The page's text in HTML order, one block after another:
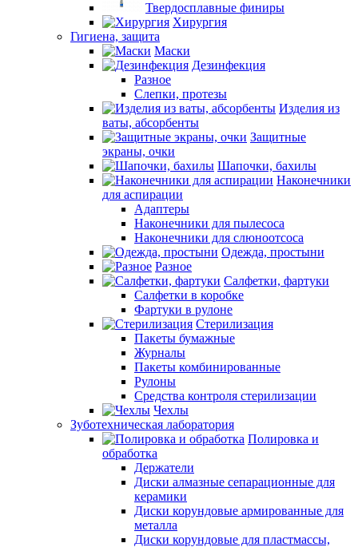
Твердосплавные финиры
Хирургия
Гигиена, защита
Маски
Дезинфекция
Разное
Слепки, протезы
Изделия из
ваты, абсорбенты
Защитные
экраны, очки
Шапочки, бахилы
Наконечники
для аспирации
Адаптеры
Наконечники для пылесоса
Наконечники для слюноотсоса
Одежда, простыни
Разное
Салфетки, фартуки
Салфетки в коробке
Фартуки в рулоне
Стерилизация
Пакеты бумажные
Журналы
Пакеты комбинированные
Рулоны
Средства контроля стерилизации
Чехлы
Зуботехническая лаборатория
Полировка и
обработка
Держатели
Диски алмазные сепарационные для
керамики
Диски корундовые армированные для
металла
Диски корундовые для пластмассы,